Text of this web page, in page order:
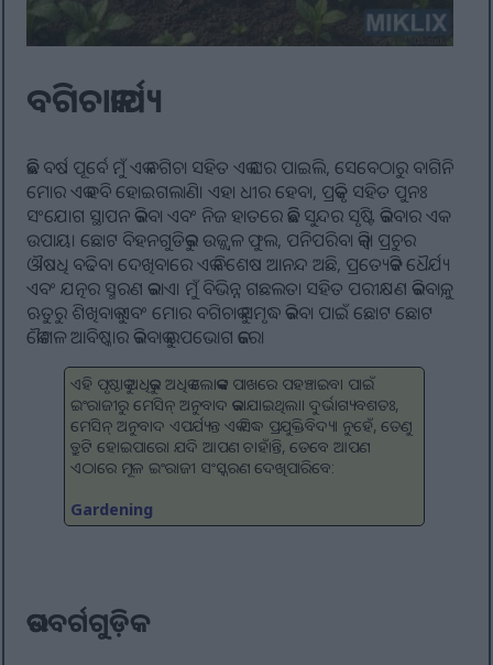
ବଗିଚାକାର୍ଯ୍ୟ
କିଛି ବର୍ଷ ପୂର୍ବେ ମୁଁ ଏକ ବଗିଚା ସହିତ ଏକ ଘର ପାଇଲି, ସେବେଠାରୁ ବାଗିନି
ମୋର ଏକ ହବି ହୋଇଗଲାଣି। ଏହା ଧୀର ହେବା, ପ୍ରକୃତି ସହିତ ପୁନଃ
ସଂଯୋଗ ସ୍ଥାପନ କରିବା ଏବଂ ନିଜ ହାତରେ କିଛି ସୁନ୍ଦର ସୃଷ୍ଟି କରିବାର ଏକ
ଉପାୟ। ଛୋଟ ବିହନଗୁଡିକରୁ ଉଜ୍ଜ୍ୱଳ ଫୁଲ, ପନିପରିବା କିମ୍ବା ପ୍ରଚୁର
ଔଷଧି ବଢିବା ଦେଖିବାରେ ଏକ ବିଶେଷ ଆନନ୍ଦ ଅଛି, ପ୍ରତ୍ୟେକଟି ଧୈର୍ଯ୍ୟ
ଏବଂ ଯତ୍ନର ସ୍ମରଣ କରାଏ। ମୁଁ ବିଭିନ୍ନ ଗଛଲତା ସହିତ ପରୀକ୍ଷଣ କରିବାକୁ,
ଋତୁରୁ ଶିଖିବାକୁ ଏବଂ ମୋର ବଗିଚାକୁ ସମୃଦ୍ଧ କରିବା ପାଇଁ ଛୋଟ ଛୋଟ
କୌଶଳ ଆବିଷ୍କାର କରିବାକୁ ଉପଭୋଗ କରେ।
ଏହି ପୃଷ୍ଠାକୁ ଅଧିକରୁ ଅଧିକ ଲୋକଙ୍କ ପାଖରେ ପହଞ୍ଚାଇବା ପାଇଁ
ଇଂରାଜୀରୁ ମେସିନ୍ ଅନୁବାଦ କରାଯାଇଥିଲା। ଦୁର୍ଭାଗ୍ୟବଶତଃ,
ମେସିନ୍ ଅନୁବାଦ ଏପର୍ଯ୍ୟନ୍ତ ଏକ ସିଦ୍ଧ ପ୍ରଯୁକ୍ତିବିଦ୍ୟା ନୁହେଁ, ତେଣୁ
ତ୍ରୁଟି ହୋଇପାରେ। ଯଦି ଆପଣ ଚାହାଁନ୍ତି, ତେବେ ଆପଣ
ଏଠାରେ ମୂଳ ଇଂରାଜୀ ସଂସ୍କରଣ ଦେଖିପାରିବେ:
Gardening
ଉପବର୍ଗଗୁଡ଼ିକ